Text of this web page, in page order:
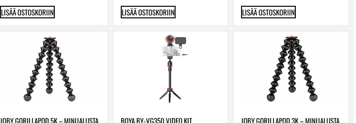
LISÄÄ OSTOSKORIIN
LISÄÄ OSTOSKORIIN
LISÄÄ OSTOSKORIIN
JOBY GORILLAPOD 5K – MINIJALUSTA BOYA BY-VG350 VIDEO KIT JOBY GORILLAPOD 3K – MINIJALUSTA